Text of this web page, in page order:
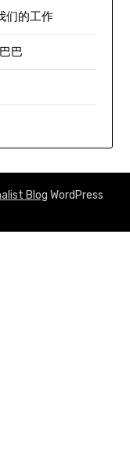
们的工作
巴
Blog WordPress